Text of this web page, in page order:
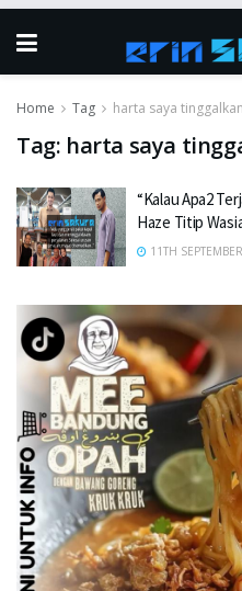
Home Tag harta saya tinggalkan
Tag: harta saya
“Kalau Apa2
Haze Titip
11TH